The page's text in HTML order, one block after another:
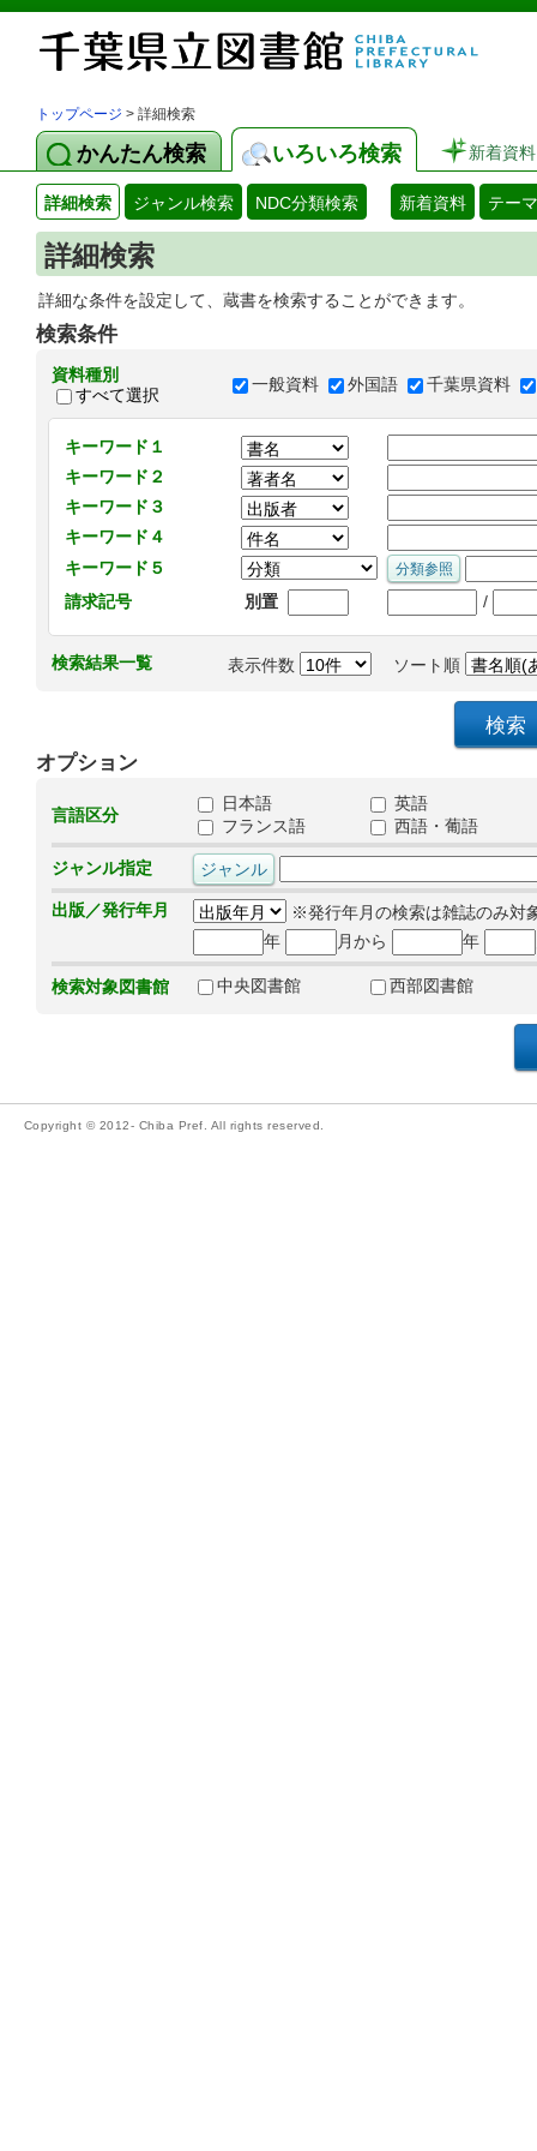
トップページ > 詳細検索
かんたん検索 いろいろ検索 新着資料
詳細検索 ジャンル検索 NDC分類検索 新着資料 テー
詳細検索
詳細な条件を設定して、蔵書を検索することができます。
検索条件
資料種別
すべて選択
一般資料 外国語 千葉県資料
キーワード１
キーワード２
キーワード３
キーワード４
キーワード５
請求記号
別置 /
検索結果一覧 表示件数 ソート順
オプション
言語区分
日本語
英語
フランス語
西語・葡語
ジャンル指定
出版／発行年月
※発行年月の検索は雑誌のみ対
年
月から 年
検索対象図書館 中央図書館 西部図書館
Copyright © 2012- Chiba Pref. All rights reserved.